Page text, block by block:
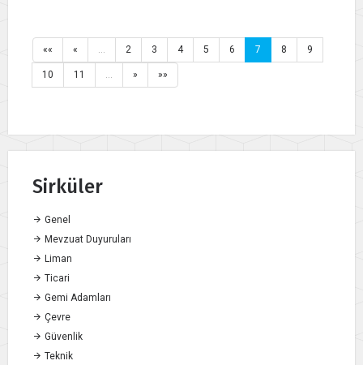
«« « … 2 3 4 5 6 7 8 9
10 11 … » »»
Sirküler
Genel
Mevzuat Duyuruları
Liman
Ticari
Gemi Adamları
Çevre
Güvenlik
Teknik